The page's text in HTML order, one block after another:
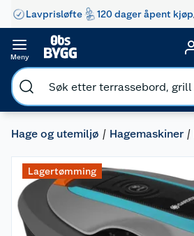
Lavprisløfte 120 dager åpent kjøp
Meny
Hage og utemiljø Hagemaskiner
Lagertømming